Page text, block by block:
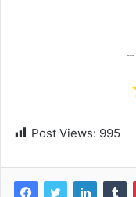
Post Views: 995